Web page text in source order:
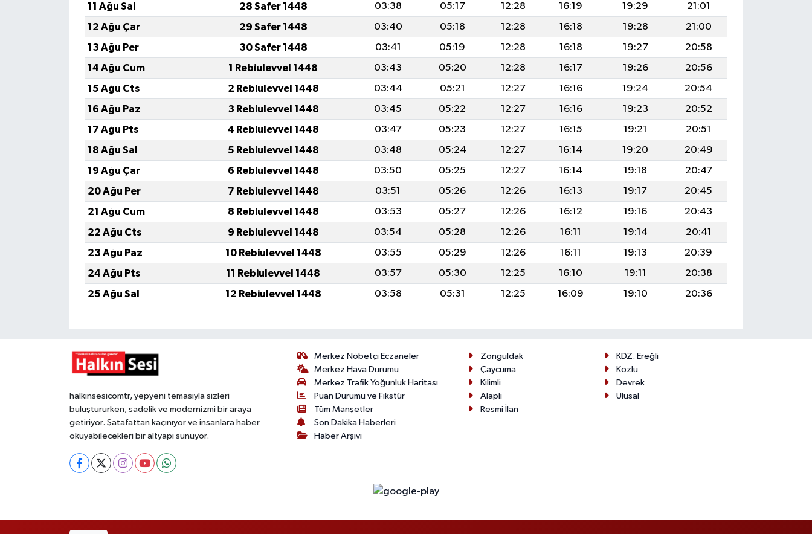
11 Ağu Sal
28 Safer 1448 03:38 05:17 12:28 16:19 19:29
21:01
12 Ağu Çar
29 Safer 1448 03:40 05:18 12:28 16:18 19:28
21:00
13 Ağu Per
30 Safer 1448 03:41 05:19 12:28 16:18 19:27
20:58
14 Ağu Cum
1 Rebiulevvel 1448 03:43 05:20 12:28 16:17 19:26
20:56
15 Ağu Cts
2 Rebiulevvel 1448 03:44 05:21 12:27 16:16 19:24
20:54
16 Ağu Paz
3 Rebiulevvel 1448 03:45 05:22 12:27 16:16 19:23
20:52
17 Ağu Pts
4 Rebiulevvel 1448 03:47 05:23 12:27 16:15 19:21
20:51
18 Ağu Sal
5 Rebiulevvel 1448 03:48 05:24 12:27 16:14 19:20
20:49
19 Ağu Çar
6 Rebiulevvel 1448 03:50 05:25 12:27 16:14 19:18
20:47
20 Ağu Per
7 Rebiulevvel 1448 03:51 05:26 12:26 16:13 19:17
20:45
21 Ağu Cum
8 Rebiulevvel 1448 03:53 05:27 12:26 16:12 19:16
20:43
22 Ağu Cts
9 Rebiulevvel 1448 03:54 05:28 12:26 16:11 19:14
20:41
23 Ağu Paz
10 Rebiulevvel 1448 03:55 05:29 12:26 16:11 19:13
20:39
24 Ağu Pts
11 Rebiulevvel 1448 03:57 05:30 12:25 16:10 19:11
20:38
25 Ağu Sal
12 Rebiulevvel 1448 03:58 05:31 12:25 16:09 19:10 20:36
halkinsesicomtr, yepyeni temasıyla sizleri
buluştururken, sadelik ve modernizmi bir araya
getiriyor. Şatafattan kaçınıyor ve insanlara haber
okuyabilecekleri bir altyapı sunuyor.
Merkez Nöbetçi Eczaneler
Merkez Hava Durumu
Merkez Trafik Yoğunluk Haritası
Puan Durumu ve Fikstür
Tüm Manşetler
Son Dakika Haberleri
Haber Arşivi
Zonguldak
KDZ. Ereğli
Çaycuma
Kozlu
Kilimli
Devrek
Alaplı
Ulusal
Resmi İlan